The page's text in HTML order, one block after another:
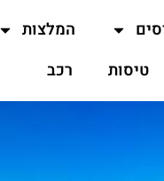
המלצות
טיסות רכב